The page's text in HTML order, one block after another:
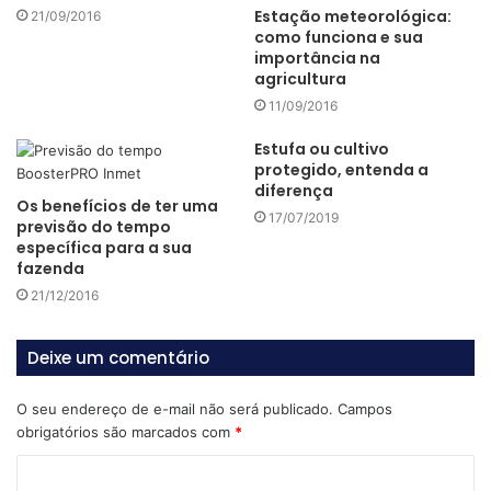
A transmissão dos dados pode ocorrer por meio de sinais
de rádio ou satélite, mas também via energia elétrica,
A transmissão de dados por meio das aplicações da
telemetria via satélite é uma das que mais se destacam,
não só no setor da agricultura como também em outras
áreas da economia e serviços.
Assim, a principal vantagem da telemetria
alcançadas pela comunicação via rádio ou GPRS
(tecnologia utilizada para aumentar as taxas de
transferência de dados entre celulares).
21/09/2016
Estação meteorológica:
como funciona e sua
importância na
agricultura
11/09/2016
Os benefícios de ter uma
previsão do tempo
específica para a sua
fazenda
21/12/2016
Estufa ou cultivo
protegido, entenda a
diferença
17/07/2019
Deixe um comentário
O seu endereço de e-mail não será publicado. Campos
obrigatórios são marcados com *